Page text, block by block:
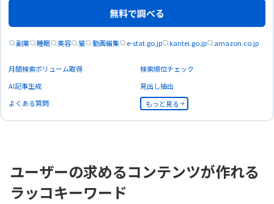
無料で調べる
副業 睡眠 美容 猫 動画編集 e-stat.go.jp kantei.go.jp amazon.co.jp
月間検索ボリューム取得
検索順位チェック
AI記事生成
見出し抽出
よくある質問
もっと見る
ユーザーの求めるコンテンツが作れる
ラッコキーワード